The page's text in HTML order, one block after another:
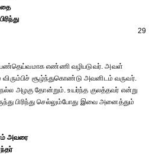
29
எண்ணி வழிபடுவர். அவள்
விரும்பிச் சூழ்ந்துகொண்டு அவனிடம் வருவர்.
அழகு தோன்றும். உயர்ந்த குலத்தவர் என்று
பிரிந்து செல்லும்போது இவை அனைத்தும்
அவரை